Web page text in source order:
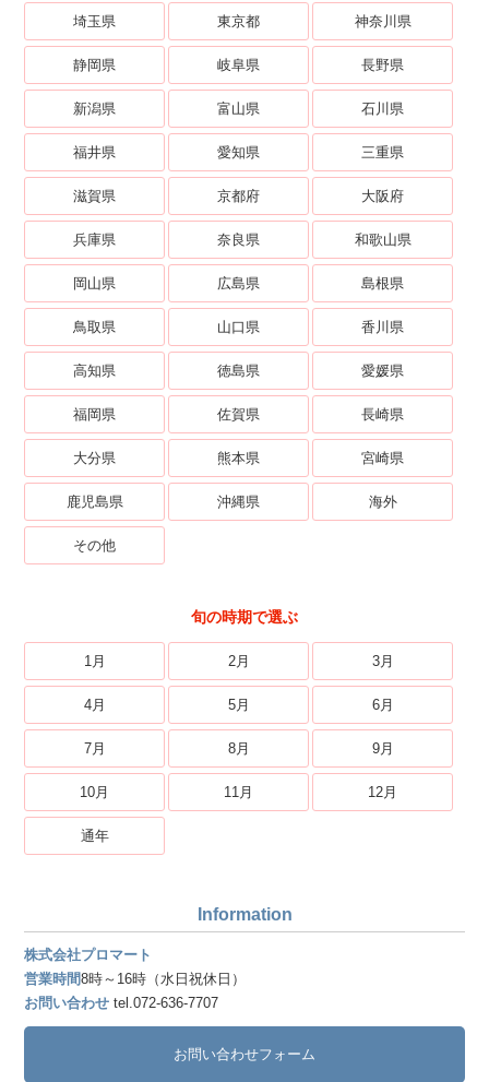
埼玉県 東京都 神奈川県
静岡県 岐阜県 長野県
新潟県 富山県 石川県
福井県 愛知県 三重県
滋賀県 京都府 大阪府
兵庫県 奈良県 和歌山県
岡山県 広島県 島根県
鳥取県 山口県 香川県
高知県 徳島県 愛媛県
福岡県 佐賀県 長崎県
大分県 熊本県 宮崎県
鹿児島県 沖縄県 海外
その他
旬の時期で選ぶ
1月 2月 3月
4月 5月 6月
7月 8月 9月
10月 11月 12月
通年
Information
株式会社プロマート
営業時間8時～16時（水日祝休日）
お問い合わせ tel.072-636-7707
お問い合わせフォーム